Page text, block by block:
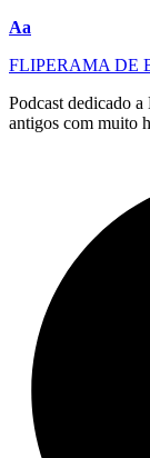
Redimensionar
Aa
FLIPERAMA DE
Podcast dedicado
antigos com muito